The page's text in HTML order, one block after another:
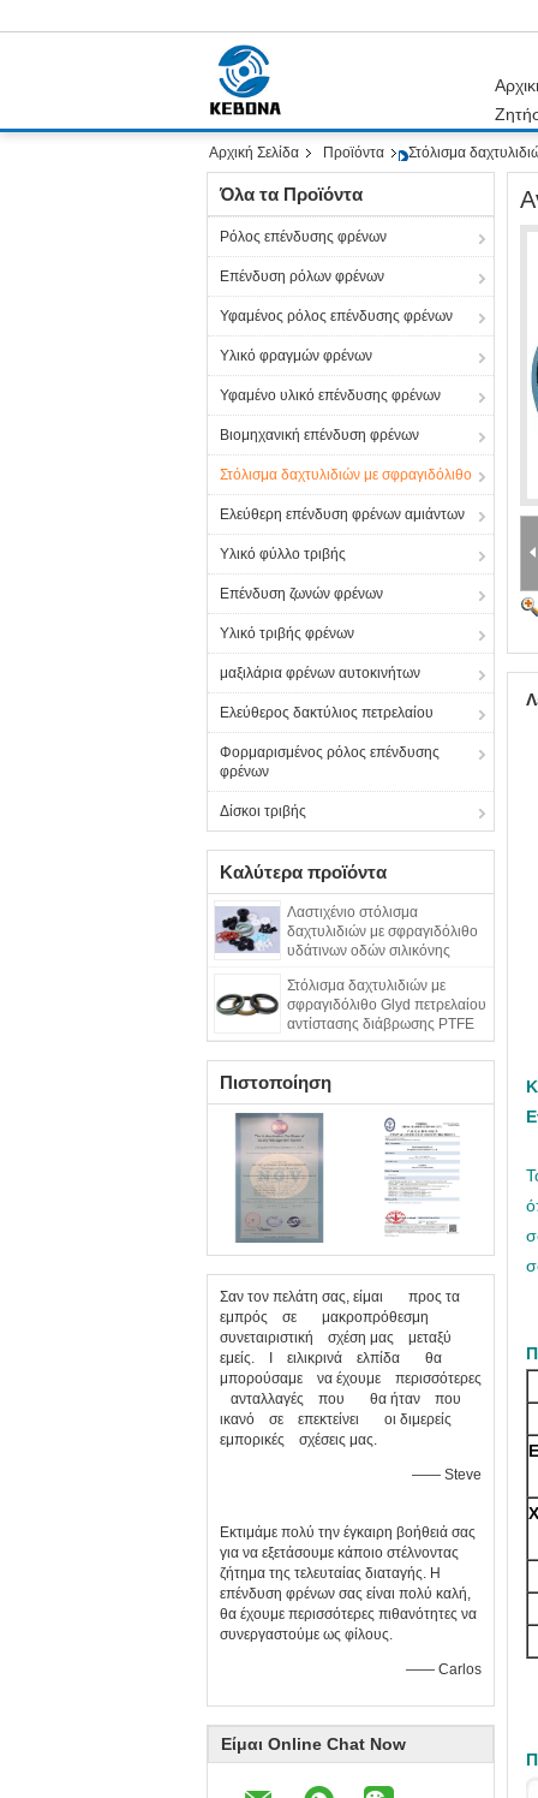
Αρχική Σελίδα Προϊόντα Στόλισμα
Όλα τα Προϊόντα
Ρόλος επένδυσης φρένων
Επένδυση ρόλων φρένων
Υφαμένος ρόλος επένδυσης φρένων
Υλικό φραγμών φρένων
Υφαμένο υλικό επένδυσης φρένων
Βιομηχανική επένδυση φρένων
Στόλισμα δαχτυλιδιών με σφραγιδόλιθο
Ελεύθερη επένδυση φρένων αμιάντων
Υλικό φύλλο τριβής
Επένδυση ζωνών φρένων
Υλικό τριβής φρένων
μαξιλάρια φρένων αυτοκινήτων
Ελεύθερος δακτύλιος πετρελαίου
Φορμαρισμένος ρόλος επένδυσης
φρένων
Δίσκοι τριβής
Καλύτερα προϊόντα
Λαστιχένιο στόλισμα
δαχτυλιδιών με σφραγιδόλιθο
υδάτινων οδών σιλικόνης
Στόλισμα δαχτυλιδιών με
σφραγιδόλιθο Glyd πετρελαίου
αντίστασης διάβρωσης PTFE
Πιστοποίηση
Σαν τον πελάτη σας, είμαι προς τα
εμπρός σε μακροπρόθεσμη
συνεταιριστική σχέση μας μεταξύ
εμείς. Ι ειλικρινά ελπίδα θα
μπορούσαμε να έχουμε περισσότερες
ανταλλαγές που θα ήταν που
ικανό σε επεκτείνει οι διμερείς
εμπορικές σχέσεις μας.
—— Steve
Εκτιμάμε πολύ την έγκαιρη βοήθειά σας
για να εξετάσουμε κάποιο στέλνοντας
ζήτημα της τελευταίας διαταγής. Η
επένδυση φρένων σας είναι πολύ καλή,
θα έχουμε περισσότερες πιθανότητες να
συνεργαστούμε ως φίλους.
—— Carlos
Είμαι Online Chat Now